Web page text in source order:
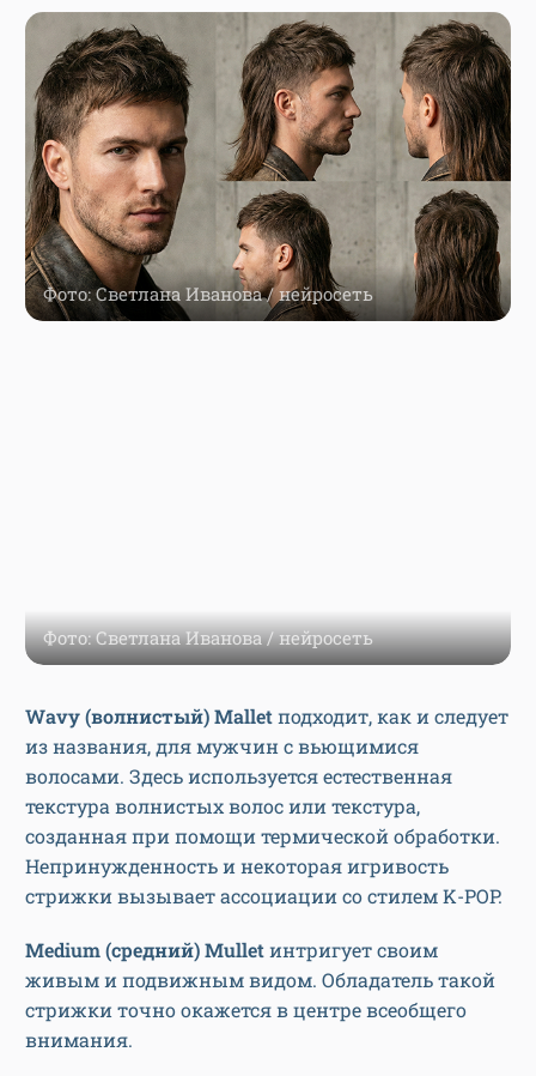
Фото: Светлана Иванова / нейросеть
Фото: Светлана Иванова / нейросеть
Wavy (волнистый) Malletподходит, как и следует
из названия, для мужчин с вьющимися
волосами. Здесь используется естественная
текстура волнистых волос или текстура,
созданная при помощи термической обработки.
Непринужденность и некоторая игривость
стрижки вызывает ассоциации со стилем K-POP.
Medium (средний) Mulletинтригует своим
живым и подвижным видом. Обладатель такой
стрижки точно окажется в центре всеобщего
внимания.